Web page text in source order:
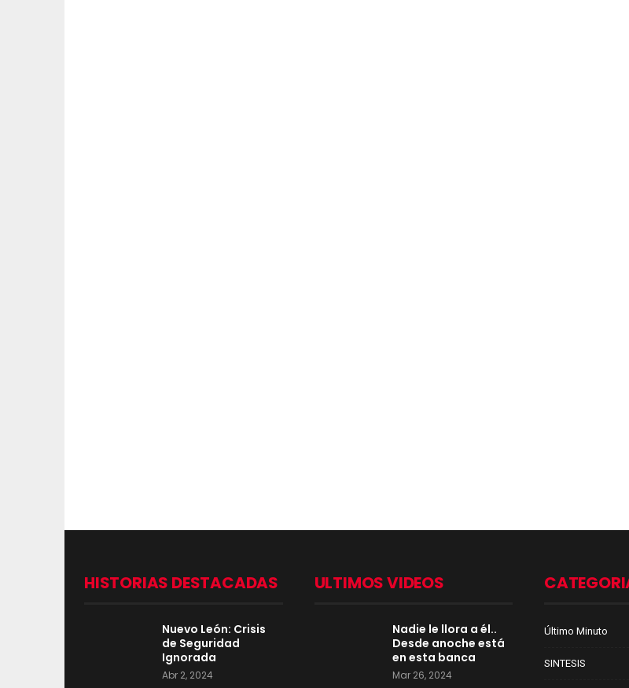
HISTORIAS DESTACADAS
Nuevo León: Crisis
de Seguridad
Ignorada
Abr 2, 2024
ULTIMOS VIDEOS
Nadie le llora a él..
Desde anoche está
en esta banca
Mar 26, 2024
Último Minuto
SINTESIS